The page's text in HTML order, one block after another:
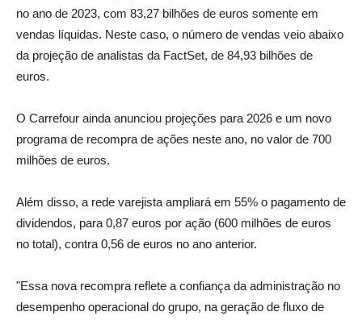
no ano de 2023, com 83,27 bilhões de euros somente em
vendas líquidas. Neste caso, o número de vendas veio abaixo
da projeção de analistas da FactSet, de 84,93 bilhões de
euros.
O Carrefour ainda anunciou projeções para 2026 e um novo
programa de recompra de ações neste ano, no valor de 700
milhões de euros.
Além disso, a rede varejista ampliará em 55% o pagamento de
dividendos, para 0,87 euros por ação (600 milhões de euros
no total), contra 0,56 de euros no ano anterior.
"Essa nova recompra reflete a confiança da administração no
desempenho operacional do grupo, na geração de fluxo de